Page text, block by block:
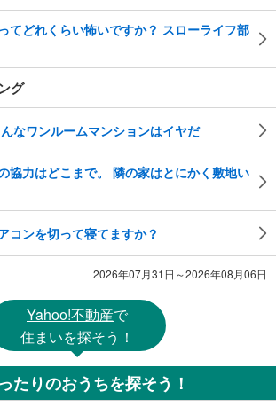
てどれくらい怖いですか？ スローライフ部
グ
なワンルームマンションはイヤだ
協力はどこまで。 隣の家はとにかく敷地い
コンを切って寝てますか？
2026年07月31日～2026年08月06日
Yahoo!不動産で
住まいを探そう！
たりのおうちを探そう！